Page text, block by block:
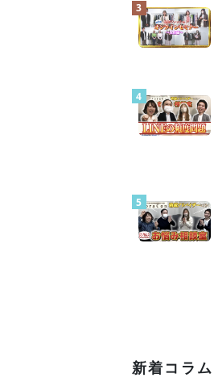
3
4
5
新着コラム